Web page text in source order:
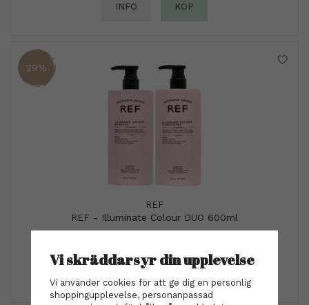
INFO KÖP
29%
REF
REF - Illuminate Colour DUO 600ml
Vi skräddarsyr din upplevelse
Vi använder cookies för att ge dig en personlig
shoppingupplevelse, personanpassad